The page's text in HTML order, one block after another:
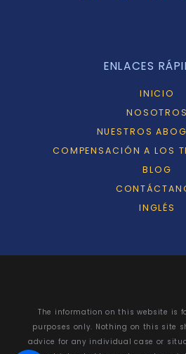
ENLACES
INICIO
NOSOTROS
NUESTROS
COMPENSACIÓN A LOS
BLOG
INGLÉS
The information on this website is
purposes only. Nothing on this site
advice for any individual case or